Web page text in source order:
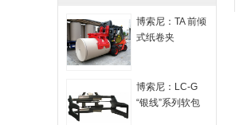
博索尼：TA 前倾
式纸卷夹
博索尼：LC-G
“银线”系列软包